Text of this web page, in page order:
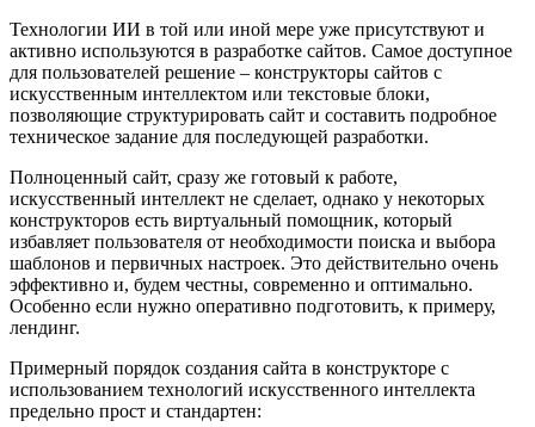
Технологии ИИ в той или иной мере уже присутствуют и
активно используются в разработке сайтов. Самое доступное
для пользователей решение – конструкторы сайтов с
искусственным интеллектом или текстовые блоки,
позволяющие структурировать сайт и составить подробное
техническое задание для последующей разработки.
Полноценный сайт, сразу же готовый к работе,
искусственный интеллект не сделает, однако у некоторых
конструкторов есть виртуальный помощник, который
избавляет пользователя от необходимости поиска и выбора
шаблонов и первичных настроек. Это действительно очень
эффективно и, будем честны, современно и оптимально.
Особенно если нужно оперативно подготовить, к примеру,
лендинг.
Примерный порядок создания сайта в конструкторе с
использованием технологий искусственного интеллекта
предельно прост и стандартен: